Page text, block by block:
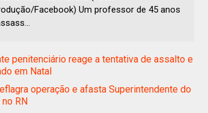
Facebook) Um professor de 45 anos
penitenciário reage a tentativa de assalto e
em Natal
operação e afasta Superintendente do
RN